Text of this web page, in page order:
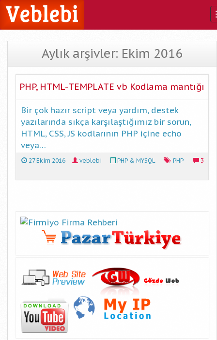
Aylık arşivler: Ekim 2016
PHP, HTML-TEMPLATE vb Kodlama mantığı
Bir çok hazır script veya yardım, destek
yazılarında sıkça karşılaştığımız bir sorun,
HTML, CSS, JS kodlarının PHP içine echo
veya…
27 Ekim 2016 veblebi PHP & MYSQL PHP 3